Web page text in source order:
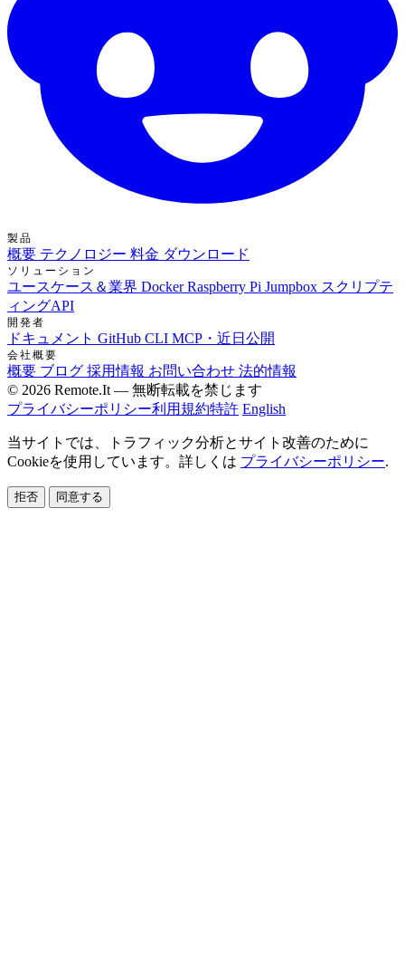
製品
概要 テクノロジー 料金 ダウンロード
ソリューション
ユースケース＆業界 DockerRaspberry Pi Jumpbox スクリプテ
ィングAPI
開発者
ドキュメント GitHub CLI MCP・近日公開
会社概要
概要 ブログ 採用情報 お問い合わせ 法的情報
© 2026 Remote.It — 無断転載を禁じます
プライバシーポリシー利用規約特許 English
当サイトでは、トラフィック分析とサイト改善のために
Cookieを使用しています。詳しくは プライバシーポリシー.
拒否 同意する